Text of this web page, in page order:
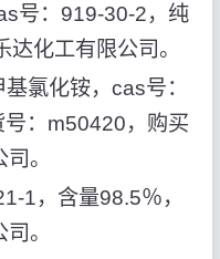
号：919-30-2，纯
化工有限公司。
氯化铵，cas号：
：m50420，购买
。
1，含量98.5％，
。